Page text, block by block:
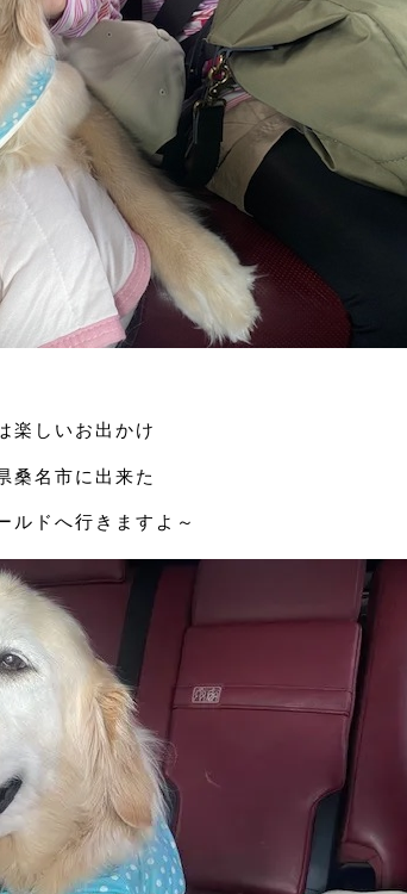
楽しいお出かけ
桑名市に出来た
ルドへ行きますよ～